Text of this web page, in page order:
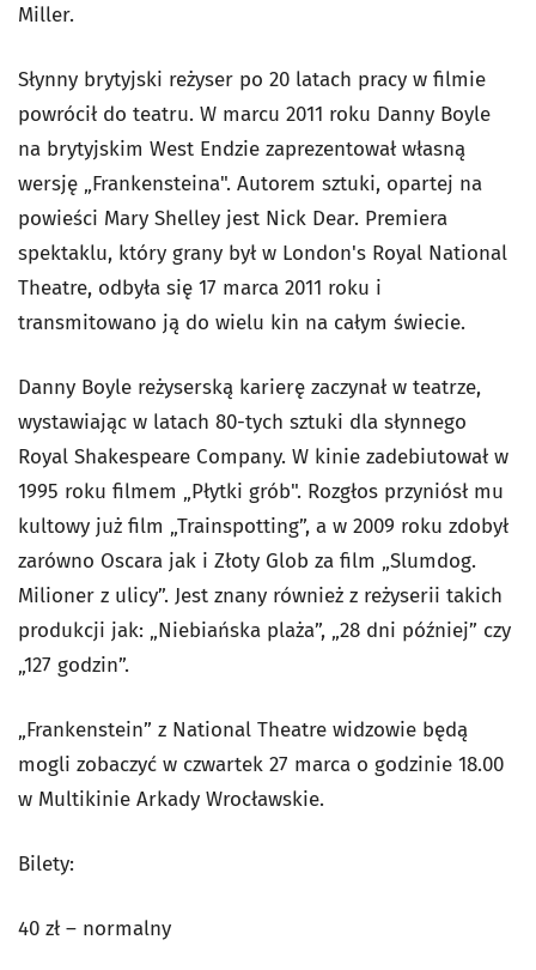
Miller.
Słynny brytyjski reżyser po 20 latach pracy w filmie
powrócił do teatru. W marcu 2011 roku Danny Boyle
na brytyjskim West Endzie zaprezentował własną
wersję „Frankensteina". Autorem sztuki, opartej na
powieści Mary Shelley jest Nick Dear. Premiera
spektaklu, który grany był w London's Royal National
Theatre, odbyła się 17 marca 2011 roku i
transmitowano ją do wielu kin na całym świecie.
Danny Boyle reżyserską karierę zaczynał w teatrze,
wystawiając w latach 80-tych sztuki dla słynnego
Royal Shakespeare Company. W kinie zadebiutował w
1995 roku filmem „Płytki grób". Rozgłos przyniósł mu
kultowy już film „Trainspotting”, a w 2009 roku zdobył
zarówno Oscara jak i Złoty Glob za film „Slumdog.
Milioner z ulicy”. Jest znany również z reżyserii takich
produkcji jak: „Niebiańska plaża”, „28 dni później” czy
„127 godzin”.
„Frankenstein” z National Theatre widzowie będą
mogli zobaczyć w czwartek 27 marca o godzinie 18.00
w Multikinie Arkady Wrocławskie.
Bilety:
40 zł – normalny